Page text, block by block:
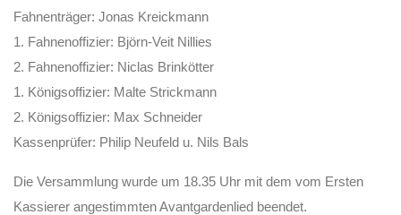
Fahnenträger: Jonas Kreickmann
1. Fahnenoffizier: Björn-Veit Nillies
2. Fahnenoffizier: Niclas Brinkötter
1. Königsoffizier: Malte Strickmann
2. Königsoffizier: Max Schneider
Kassenprüfer: Philip Neufeld u. Nils Bals
Die Versammlung wurde um 18.35 Uhr mit dem vom Ersten
Kassierer angestimmten Avantgardenlied beendet.